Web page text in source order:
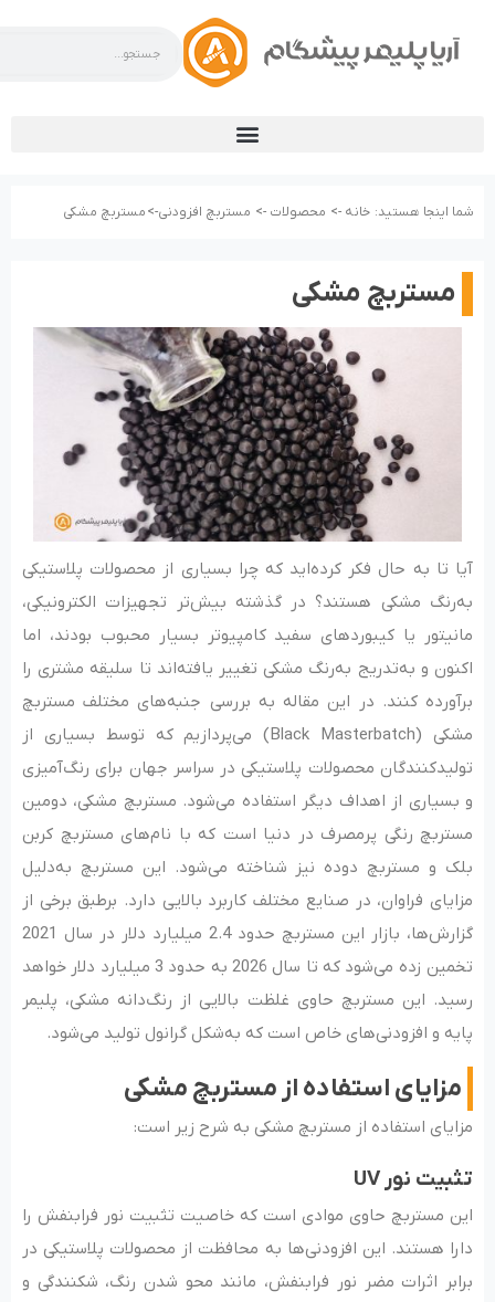
شما اینجا هستید: خانه -> محصولات -> مستربچ افزودنی->مستربچ مشکی
مستربچ مشکی
آیا تا به حال فکر کرده‌اید که چرا بسیاری از محصولات پلاستیکی
به‌رنگ مشکی هستند؟ در گذشته بیش‌تر تجهیزات الکترونیکی،
مانیتور یا کیبوردهای سفید کامپیوتر بسیار محبوب بودند، اما
اکنون و به‌تدریج به‌رنگ مشکی تغییر یافته‌اند تا سلیقه مشتری را
برآورده کنند. در این مقاله به بررسی جنبه‌های مختلف مستربچ
مشکی (Black Masterbatch) می‌‌پردازیم که توسط بسیاری از
تولیدکنندگان محصولات پلاستیکی در سراسر جهان برای رنگ‌آمیزی
و بسیاری از اهداف دیگر استفاده می‌شود. مستربچ مشکی، دومین
مستربچ رنگی پرمصرف در دنیا است که با نام‌های مستربچ کربن
بلک و مستربچ دوده نیز شناخته می‌شود. این مستربچ به‌دلیل
مزایای فراوان، در صنایع مختلف کاربرد بالایی دارد. برطبق برخی از
گزارش‌ها، بازار این مستربچ حدود 2.4 میلیارد دلار در سال 2021
تخمین زده می‌شود که تا سال 2026 به حدود 3 میلیارد دلار خواهد
رسید. این مستربچ حاوی غلظت بالایی از رنگ‌دانه مشکی، پلیمر
پایه و افزودنی‌های خاص است که به‌شکل گرانول تولید می‌شود.
مزایای استفاده از مستربچ مشکی
مزایای استفاده از مستربچ مشکی به شرح زیر است:
تثبیت نور UV
این مستربچ حاوی موادی است که خاصیت تثبیت نور فرابنفش را
دارا هستند. این افزودنی‌ها به محافظت از محصولات پلاستیکی در
برابر اثرات مضر نور فرابنفش، مانند محو شدن رنگ، شکنندگی و